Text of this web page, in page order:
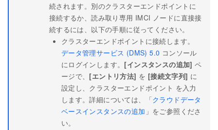
続されます。別のクラスターエンドポイント に
接続するか、読み取り専用 IMCI ノードに直接接
続するには、以下の手順に従ってください。
クラスターエンドポイントに接続します。
データ管理サービス (DMS) 5.0 コンソール
にログインします。 [インスタンスの追加] ペ
ージで、 [エントリ方法] を [接続文字列] に
設定し、 クラスターエンドポイント を入力
します。詳細については、「クラウドデータ
ベースインスタンスの追加 」をご参照くださ
い。